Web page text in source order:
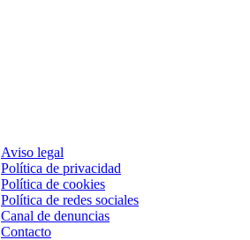
Aviso legal
Política de privacidad
Política de cookies
Política de redes sociales
Canal de denuncias
Contacto